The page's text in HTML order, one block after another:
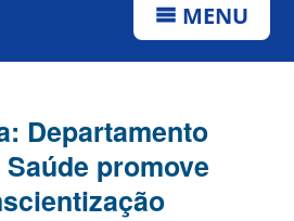
MENU
Departamento
promove